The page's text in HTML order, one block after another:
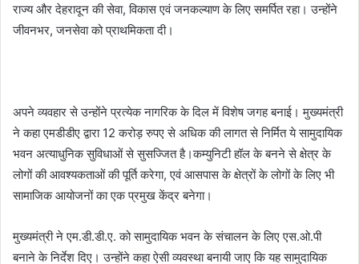
राज्य और देहरादून की सेवा, विकास एवं जनकल्याण के लिए समर्पित रहा। उन्होंने
जीवनभर, जनसेवा को प्राथमिकता दी।
अपने व्यवहार से उन्होंने प्रत्येक नागरिक के दिल में विशेष जगह बनाई। मुख्यमंत्री
ने कहा एमडीडीए द्वारा 12 करोड़ रुपए से अधिक की लागत से निर्मित ये सामुदायिक
भवन अत्याधुनिक सुविधाओं से सुसज्जित है।कम्युनिटी हॉल के बनने से क्षेत्र के
लोगों की आवश्यकताओं की पूर्ति करेगा, एवं आसपास के क्षेत्रों के लोगों के लिए भी
सामाजिक आयोजनों का एक प्रमुख केंद्र बनेगा।
मुख्यमंत्री ने एम.डी.डी.ए. को सामुदायिक भवन के संचालन के लिए एस.ओ.पी
बनाने के निर्देश दिए। उन्होंने कहा ऐसी व्यवस्था बनायी जाए कि यह सामुदायिक